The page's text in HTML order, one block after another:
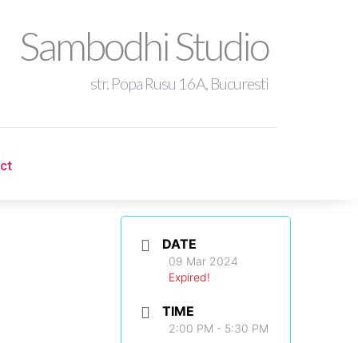
Sambodhi Studio
str. Popa Rusu 16A, Bucuresti
DATE
09 Mar 2024
Expired!
TIME
2:00 PM - 5:30 PM